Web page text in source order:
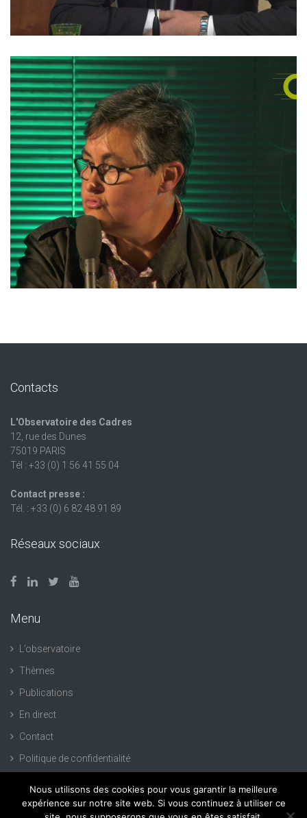
Contacts
L'Observatoire des Cadres
12, rue des Dunes
75019 PARIS
Tél : +33 (0) 1 56 41 55 04
Contact presse :
Tél. : +33 (0) 6 82 48 91 89
Réseaux sociaux
Menu
L’observatoire
Thèmes
Publications
En direct
Contact
Politique de confidentialité
Nous utilisons des cookies pour vous garantir la meilleure
expérience sur notre site web. Si vous continuez à utiliser ce